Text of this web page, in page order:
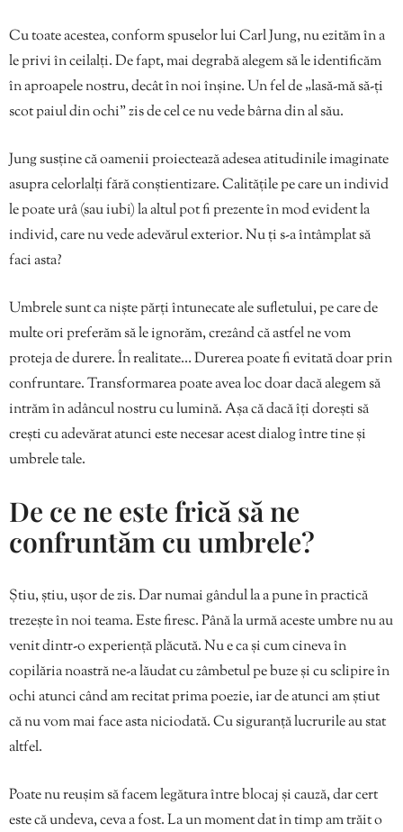
Cu toate acestea, conform spuselor lui Carl Jung, nu ezităm în a
le privi în ceilalți. De fapt, mai degrabă alegem să le identificăm
în aproapele nostru, decât în noi înșine. Un fel de „lasă-mă să-ți
scot paiul din ochi” zis de cel ce nu vede bârna din al său.
Jung susține că oamenii proiectează adesea atitudinile imaginate
asupra celorlalți fără conștientizare. Calitățile pe care un individ
le poate urâ (sau iubi) la altul pot fi prezente în mod evident la
individ, care nu vede adevărul exterior. Nu ți s-a întâmplat să
faci asta?
Umbrele sunt ca niște părți întunecate ale sufletului, pe care de
multe ori preferăm să le ignorăm, crezând că astfel ne vom
proteja de durere. În realitate… Durerea poate fi evitată doar prin
confruntare. Transformarea poate avea loc doar dacă alegem să
intrăm în adâncul nostru cu lumină. Așa că dacă îți dorești să
crești cu adevărat atunci este necesar acest dialog între tine și
umbrele tale.
De ce ne este frică să ne
confruntăm cu umbrele?
Știu, știu, ușor de zis. Dar numai gândul la a pune în practică
trezește în noi teama. Este firesc. Până la urmă aceste umbre nu au
venit dintr-o experiență plăcută. Nu e ca și cum cineva în
copilăria noastră ne-a lăudat cu zâmbetul pe buze și cu sclipire în
ochi atunci când am recitat prima poezie, iar de atunci am știut
că nu vom mai face asta niciodată. Cu siguranță lucrurile au stat
altfel.
Poate nu reușim să facem legătura între blocaj și cauză, dar cert
este că undeva, ceva a fost. La un moment dat în timp am trăit o